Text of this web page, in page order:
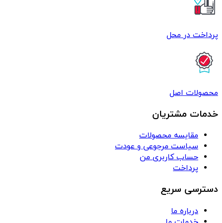
پرداخت در محل
محصولات اصل
خدمات مشتریان
مقایسه محصولات
سیاست مرجوعی و عودت
حساب کاربری من
پرداخت
دسترسی سریع
درباره ما